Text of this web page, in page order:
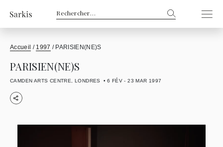
Rechercher :
Accueil / 1997 / PARISIEN(NE)S
PARISIEN(NE)S
CAMDEN ARTS CENTRE, LONDRES 6 FÉV - 23 MAR 1997